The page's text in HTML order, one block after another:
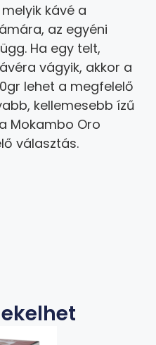
kávé a
az egyéni
Ha egy telt,
vágyik, akkor a
lehet a megfelelő
kellemesebb ízű
Mokambo Oro
választás.